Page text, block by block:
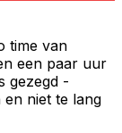
time van
een paar uur
gezegd -
en niet te lang